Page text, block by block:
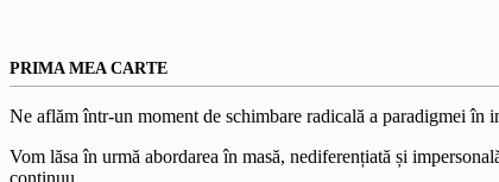
PRIMA MEA CARTE
Ne aflăm într-un moment de schimbare radicală a paradigmei în
Vom lăsa în urmă abordarea în masă, nediferențiată și
continuu.